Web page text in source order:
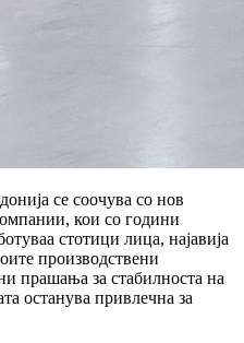
се соочува со нов
кои со години
стотици лица, најавија
производствени
прашања за стабилноста на
останува привлечна за